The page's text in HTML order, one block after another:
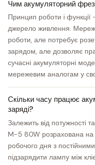
Чим акумуляторний
Принцип роботи і функції
джерело живлення.
роботи, але потребує
зарядом, але дозволяє
сучасні акумуляторні
мережевим аналогам у
Скільки часу працює
заряді?
Залежить від потужності
M-5 80W розрахована на
робочого дня з
підзарядити лампу між